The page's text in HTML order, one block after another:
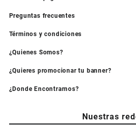
Preguntas frecuentes
Términos y condiciones
¿Quienes Somos?
¿Quieres promocionar tu banner?
¿Donde Encontrarnos?
Nuestras